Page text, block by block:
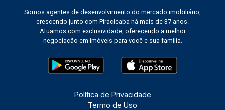
Somos agentes de desenvolvimento do mercado imobiliário,
crescendo junto com Piracicaba há mais de 37 anos.
Atuamos com exclusividade, oferecendo a melhor
negociação em imóveis para você e sua família.
Política de Privacidade
Termo de Uso